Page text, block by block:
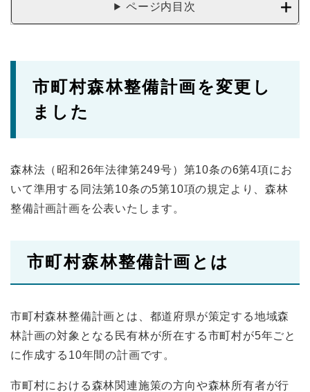
ページ内目次
市町村森林整備計画を変更し
ました
森林法（昭和26年法律第249号）第10条の6第4項にお
いて準用する同法第10条の5第10項の規定より、森林
整備計画計画を公表いたします。
市町村森林整備計画とは
市町村森林整備計画とは、都道府県が策定する地域森
林計画の対象となる民有林が所在する市町村が5年ごと
に作成する10年間の計画です。
市町村における森林関連施策の方向や森林所有者が行